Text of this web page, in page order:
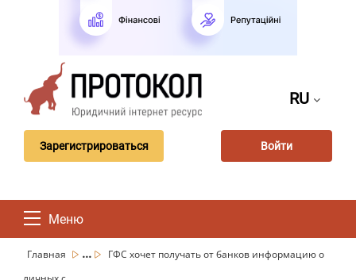
RU
Зарегистрироваться Войти
Меню
Главная ...
ГФС хочет получать от банков информацию о